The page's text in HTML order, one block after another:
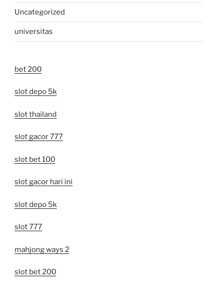
Uncategorized
universitas
bet 200
slot depo 5k
slot thailand
slot gacor 777
slot bet 100
slot gacor hari ini
slot depo 5k
slot 777
mahjong ways 2
slot bet 200